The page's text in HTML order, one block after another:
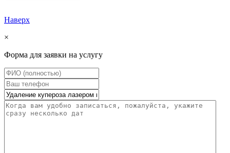
Наверх
×
Форма для заявки на услугу